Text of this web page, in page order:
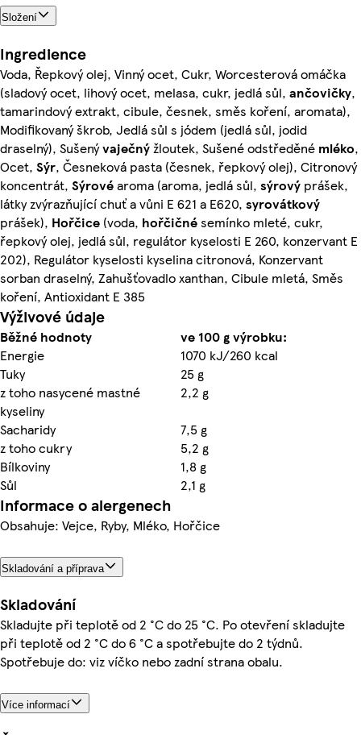
Složení
Ingredience
Voda, Řepkový olej, Vinný ocet, Cukr, Worcesterová omáčka
(sladový ocet, lihový ocet, melasa, cukr, jedlá sůl, ančovičky,
tamarindový extrakt, cibule, česnek, směs koření, aromata),
Modifikovaný škrob, Jedlá sůl s jódem (jedlá sůl, jodid
draselný), Sušenývaječnýžloutek, Sušené odstředěné mléko,
Ocet, Sýr, Česneková pasta (česnek, řepkový olej), Citronový
koncentrát, Sýrovéaroma (aroma, jedlá sůl, sýrový prášek,
látky zvýrazňující chuť a vůni E 621 a E620, syrovátkový
prášek), Hořčice (voda, hořčičnésemínko mleté, cukr,
řepkový olej, jedlá sůl, regulátor kyselosti E 260, konzervant E
202), Regulátor kyselosti kyselina citronová, Konzervant
sorban draselný, Zahušťovadlo xanthan, Cibule mletá, Směs
koření, Antioxidant E 385
Výživové údaje
Běžné hodnoty
ve 100 g výrobku:
Energie
1070 kJ/260 kcal
Tuky
25 g
z toho nasycené mastné
kyseliny
2,2 g
Sacharidy
7,5 g
z toho cukry
5,2 g
Bílkoviny
1,8 g
Sůl
2,1 g
Informace o alergenech
Obsahuje: Vejce, Ryby, Mléko, Hořčice
Skladování a příprava
Skladování
Skladujte při teplotě od 2 °C do 25 °C. Po otevření skladujte
při teplotě od 2 °C do 6 °C a spotřebujte do 2 týdnů.
Spotřebuje do: viz víčko nebo zadní strana obalu.
Více informací